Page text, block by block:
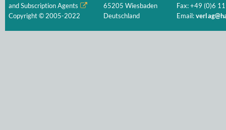
and Subscription Agents
Copyright © 2005-2022
65205 Wiesbaden
Deutschland
Fax: +49 (0)6
Email: